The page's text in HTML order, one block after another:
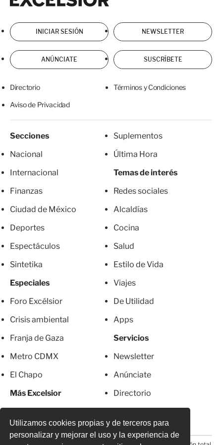
Utilizamos cookies propias y de terceros para
personalizar y mejorar el uso y la experiencia de
INICIAR SESIÓN NEWSLETTER
ANÚNCIATE SUSCRÍBETE
Directorio Términos y Condiciones
Aviso de Privacidad
Secciones
Nacional
Internacional
Finanzas
Ciudad de México
Deportes
Espectáculos
Sintetika
Especiales
Foro Excélsior
Crisis ambiental
Franja de Gaza
Metro CDMX
El Chapo
Más Excelsior
Suplementos
Última Hora
Temas de interés
Redes sociales
Alcaldías
Cocina
Salud
Estilo de Vida
Viajes
De Utilidad
Apps
Servicios
Newsletter
Anúnciate
Directorio